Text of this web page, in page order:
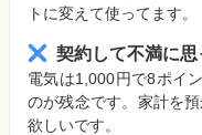
トに変えて使ってます。
契約して不満に思
電気は1,000円で8ポイ
のが残念です。家計を
欲しいです。